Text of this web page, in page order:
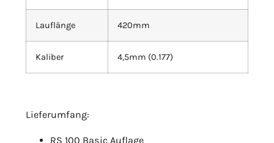
Lauflänge 420mm
Kaliber 4,5mm (0.177)
Lieferumfang:
RS 100 Basic Auflage